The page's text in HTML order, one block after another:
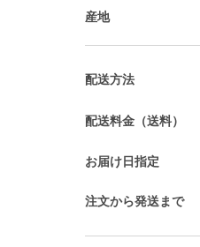
産地
配送方法
配送料金（送料）
お届け日指定
注文から発送まで